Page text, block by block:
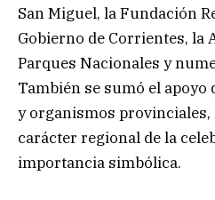
San Miguel, la Fundación
Gobierno de Corrientes, la
Parques Nacionales y
También se sumó el
y organismos
carácter regional de la
importancia simbólica.